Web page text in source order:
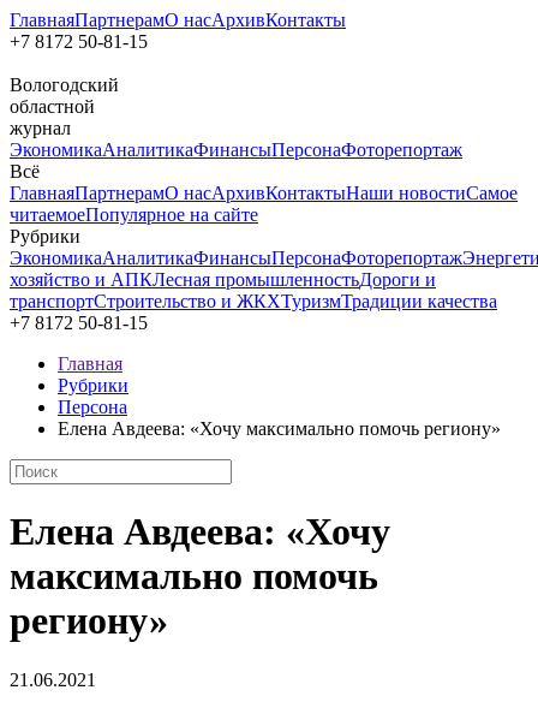
ГлавнаяПартнерамО насАрхивКонтакты
+7 8172 50-81-15
Вологодский
областной
журнал
ЭкономикаАналитикаФинансыПерсонаФоторепортаж
Всё
ГлавнаяПартнерамО насАрхивКонтактыНаши новостиСамое
читаемоеПопулярное на сайте
Рубрики
ЭкономикаАналитикаФинансыПерсонаФоторепортаж
хозяйство и АПКЛесная промышленностьДороги и
транспортСтроительство и ЖКХТуризмТрадиции качества
+7 8172 50-81-15
Главная
Рубрики
Персона
Елена Авдеева: «Хочу максимально помочь региону»
Елена Авдеева: «Хочу
максимально помочь
региону»
21.06.2021